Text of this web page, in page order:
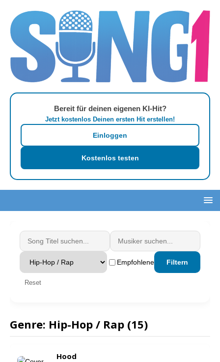
Bereit für deinen eigenen KI-Hit?
Jetzt kostenlos Deinen ersten Hit erstellen!
Einloggen
Kostenlos testen
Empfohlene Filtern
Reset
Genre: Hip-Hop / Rap (15)
Hood